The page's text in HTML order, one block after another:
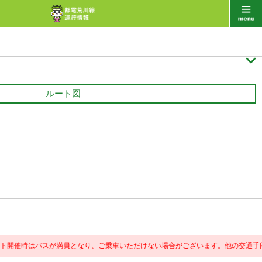

ルート図
はバスが満員となり、ご乗車いただけない場合がございます。他の交通手段のご利